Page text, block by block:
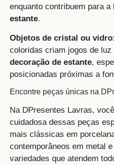
enquanto contribuem para a
estante.
Objetos de cristal ou vidro:
coloridas criam jogos de
decoração de estante,
posicionadas próximas a
Encontre peças únicas na
Na DPresentes Lavras,
cuidadosa dessas peças
mais clássicas em
contemporâneos em metal
variedades que atendem